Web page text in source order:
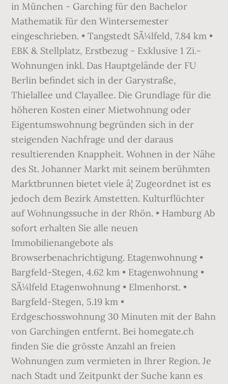
in München - Garching für den Bachelor
Mathematik für den Wintersemester
eingeschrieben. • Tangstedt SÃ¼lfeld, 7.84 km •
EBK & Stellplatz, Erstbezug - Exklusive 1 Zi.-
Wohnungen inkl. Das Hauptgelände der FU
Berlin befindet sich in der Garystraße,
Thielallee und Clayallee. Die Grundlage für die
höheren Kosten einer Mietwohnung oder
Eigentumswohnung begründen sich in der
steigenden Nachfrage und der daraus
resultierenden Knappheit. Wohnen in der Nähe
des St. Johanner Markt mit seinem berühmten
Marktbrunnen bietet viele â¦ Zugeordnet ist es
jedoch dem Bezirk Amstetten. Kulturflüchter
auf Wohnungssuche in der Rhön. • Hamburg Ab
sofort erhalten Sie alle neuen
Immobilienangebote als
Browserbenachrichtigung. Etagenwohnung •
Bargfeld-Stegen, 4.62 km • Etagenwohnung •
SÃ¼lfeld Etagenwohnung • Elmenhorst. •
Bargfeld-Stegen, 5.19 km •
Erdgeschosswohnung 30 Minuten mit der Bahn
von Garchingen entfernt. Bei homegate.ch
finden Sie die grösste Anzahl an freien
Wohnungen zum vermieten in Ihrer Region. Je
nach Stadt und Zeitpunkt der Suche kann es